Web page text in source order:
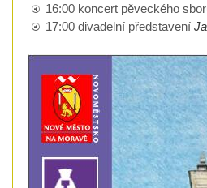
16:00 koncert pěveckého
17:00 divadelní představení